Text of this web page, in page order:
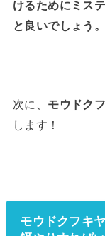
けるためにミス
と良いでしょう。
次に、 モウドク
します！
モウドクフキ